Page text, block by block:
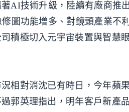
AI技術升級，陸續有廠商推
圖功能增多、對鏡頭產業不
積極切入元宇宙裝置與智慧
相對消沈已有時日，今年蘋
郭英理指出，明年客戶新產